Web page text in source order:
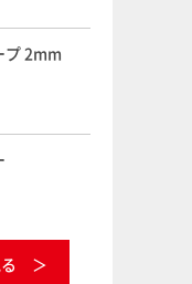
プ 2mm